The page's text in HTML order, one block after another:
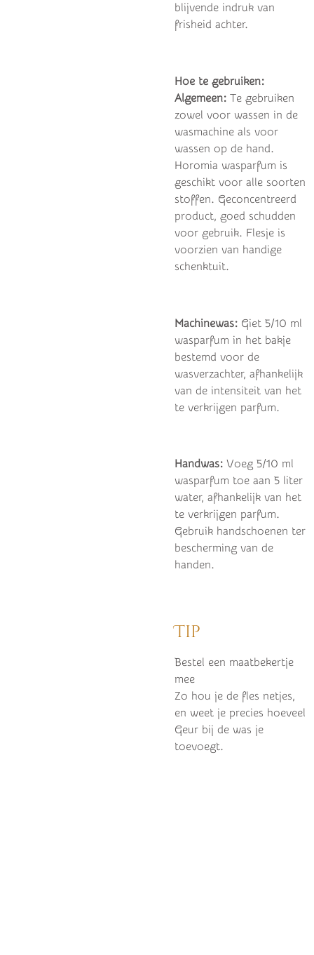
blijvende indruk van
frisheid achter.
Hoe te gebruiken:
Algemeen: Te gebruiken
zowel voor wassen in de
wasmachine als voor
wassen op de hand.
Horomia wasparfum is
geschikt voor alle soorten
stoffen. Geconcentreerd
product, goed schudden
voor gebruik. Flesje is
voorzien van handige
schenktuit.
Machinewas: Giet 5/10 ml
wasparfum in het bakje
bestemd voor de
wasverzachter, afhankelijk
van de intensiteit van het
te verkrijgen parfum.
Handwas: Voeg 5/10 ml
wasparfum toe aan 5 liter
water, afhankelijk van het
te verkrijgen parfum.
Gebruik handschoenen ter
bescherming van de
handen.
Tip
Bestel een maatbekertje
mee
Zo hou je de fles netjes,
en weet je precies hoeveel
Geur bij de was je
toevoegt.